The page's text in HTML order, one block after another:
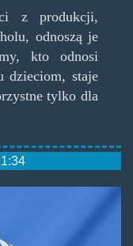
z produkcji,
odnoszą je
kto odnosi
dzieciom, staje
tylko dla